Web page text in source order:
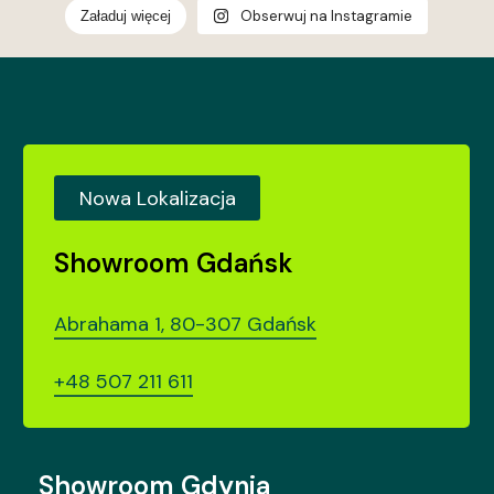
przekonaj się, jak
jeden detal potrafi
odmienić całe
wnętrze.
Załaduj więcej Obserwuj na Instagramie
Nowa Lokalizacja
Showroom Gdańsk
Abrahama 1, 80-307 Gdańsk
+48 507 211 611
Showroom Gdynia